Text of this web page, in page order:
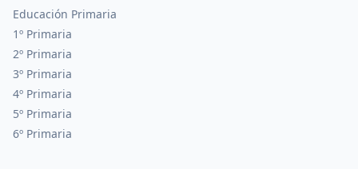
Educación Primaria
1º Primaria
2º Primaria
3º Primaria
4º Primaria
5º Primaria
6º Primaria